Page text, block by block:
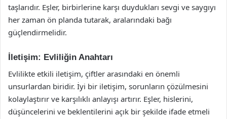
taşlarıdır. Eşler, birbirlerine karşı duydukları sevgi ve saygıyı
her zaman ön planda tutarak, aralarındaki bağı
güçlendirmelidir.
İletişim: Evliliğin Anahtarı
Evlilikte etkili iletişim, çiftler arasındaki en önemli
unsurlardan biridir. İyi bir iletişim, sorunların çözülmesini
kolaylaştırır ve karşılıklı anlayışı artırır. Eşler, hislerini,
düşüncelerini ve beklentilerini açık bir şekilde ifade etmeli